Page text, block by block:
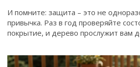
И помните: защита – это не
привычка. Раз в год проверяйте
покрытие, и дерево прослужит вам